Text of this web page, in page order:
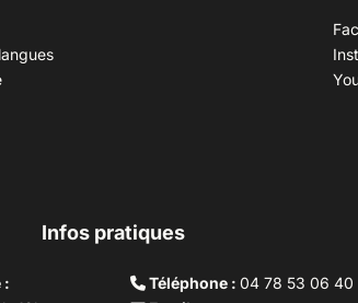
Infos pratiques
:
Téléphone :04 78 53 06 40